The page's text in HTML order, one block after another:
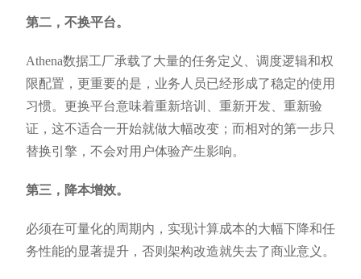
第二，不换平台。
Athena数据工厂承载了大量的任务定义、调度逻辑和权
限配置，更重要的是，业务人员已经形成了稳定的使用
习惯。更换平台意味着重新培训、重新开发、重新验
证，这不适合一开始就做大幅改变；而相对的第一步只
替换引擎，不会对用户体验产生影响。
第三，降本增效。
必须在可量化的周期内，实现计算成本的大幅下降和任
务性能的显著提升，否则架构改造就失去了商业意义。